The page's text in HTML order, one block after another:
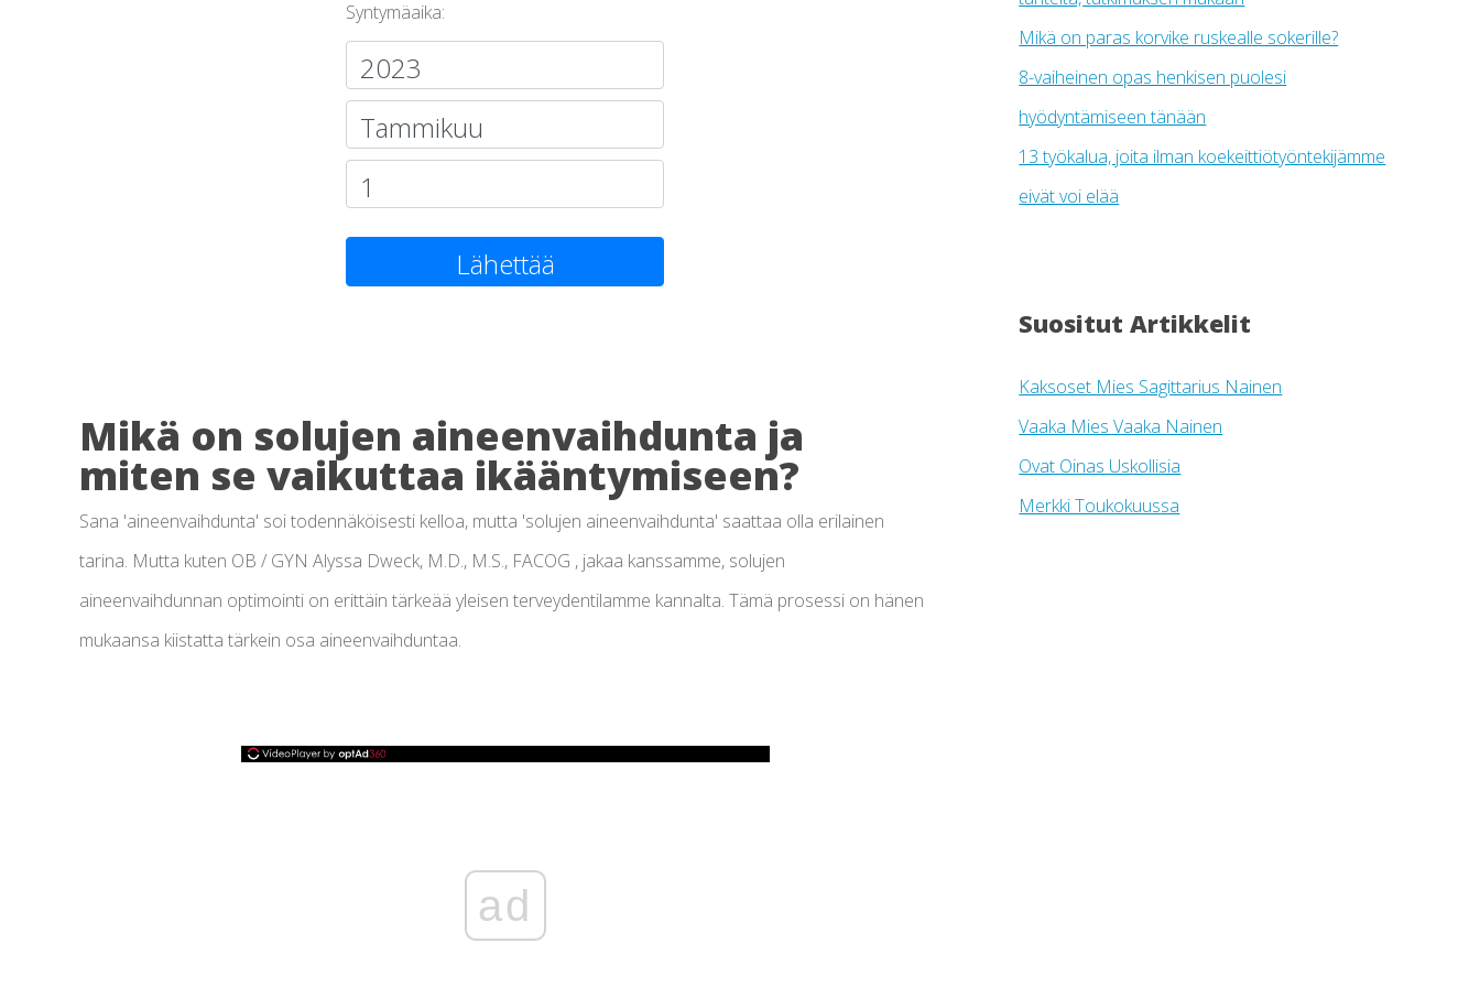
Syntymäaika:
Lähettää
Mikä on solujen aineenvaihdunta ja
miten se vaikuttaa ikääntymiseen?
Sana 'aineenvaihdunta' soi todennäköisesti kelloa, mutta 'solujen aineenvaihdunta' saattaa olla erilainen
tarina. Mutta kuten OB / GYN Alyssa Dweck, M.D., M.S., FACOG , jakaa kanssamme, solujen
aineenvaihdunnan optimointi on erittäin tärkeää yleisen terveydentilamme kannalta. Tämä prosessi on hänen
mukaansa kiistatta tärkein osa aineenvaihduntaa.
ad
Mikä on paras korvike ruskealle sokerille?
8-vaiheinen opas henkisen puolesi
hyödyntämiseen tänään
13 työkalua, joita ilman koekeittiötyöntekijämme
eivät voi elää
Suositut Artikkelit
Kaksoset Mies Sagittarius Nainen
Vaaka Mies Vaaka Nainen
Ovat Oinas Uskollisia
Merkki Toukokuussa